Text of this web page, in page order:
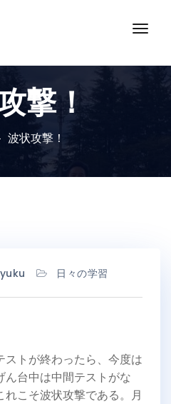
ナ
ゲ
り
撃！
波状攻撃！
日々の学習
ストが終わったら、今度は
ん台中は中間テストがな
こそ波状攻撃である。月